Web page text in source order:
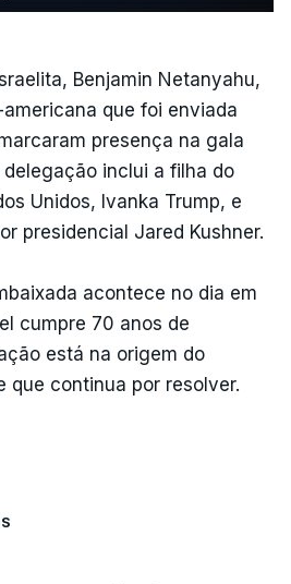
Benjamin Netanyahu,
que foi enviada
presença na gala
inclui a filha do
Unidos, Ivanka Trump, e
presidencial Jared Kushner.
acontece no dia em
cumpre 70 anos de
está na origem do
que continua por resolver.